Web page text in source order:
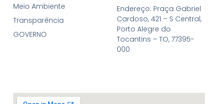
Meio Ambiente
Transparência
GOVERNO
Endereço: Praça Gabriel
Cardoso, 421 – S Central,
Porto Alegre do
Tocantins – TO, 77395-
000